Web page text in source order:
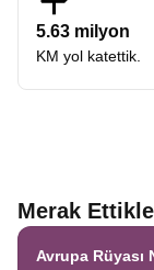
5.63 milyon
KM yol katettik.
Merak
Avrupa Rüyası